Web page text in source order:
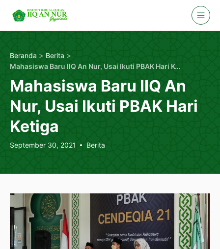
content
Beranda > Berita >
Mahasiswa Baru IIQ An Nur, Usai Ikuti PBAK Hari Ketiga
Mahasiswa Baru IIQ An
Nur, Usai Ikuti PBAK Hari
Ketiga
September 30, 2021 Berita